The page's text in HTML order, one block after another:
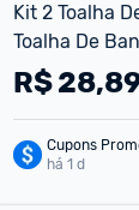
Kit 2 Toalha
Toalha De
Adultos Banho
R$
Cupons
há 1 d